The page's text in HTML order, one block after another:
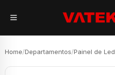
Home/Departamentos/Painel de Led